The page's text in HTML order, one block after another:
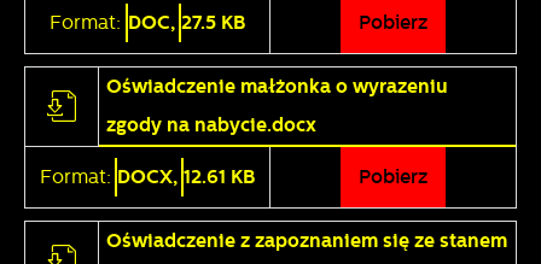
Format: DOC, 27.5 KB Pobierz
Oświadczenie małżonka o wyrazeniu
zgody na nabycie.docx
Format: DOCX, 12.61 KB Pobierz
Oświadczenie z zapoznaniem się ze stanem